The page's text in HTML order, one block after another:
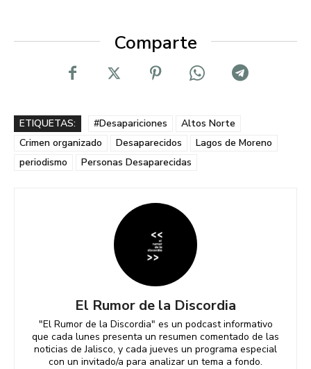
Comparte
ETIQUETAS: #Desapariciones
Altos Norte
Crimen organizado
Desaparecidos
Lagos de Moreno
periodismo
Personas Desaparecidas
El Rumor de la Discordia
"El Rumor de la Discordia" es un podcast informativo
que cada lunes presenta un resumen comentado de las
noticias de Jalisco, y cada jueves un programa especial
con un invitado/a para analizar un tema a fondo.